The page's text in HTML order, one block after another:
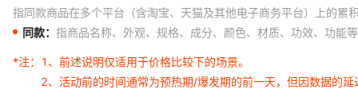
指同款商品在多个平台（含淘宝、天猫及其他电子商务平台）上的累
同款： 指商品名称、外观、规格、成分、颜色、材质、功效、功能
*注：
1、前述说明仅适用于价格比较下的场景。
2、活动前的时间通常为预热期/爆发期的前一天，但因数据的